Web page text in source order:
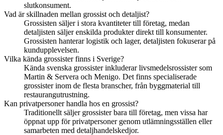
slutkonsument.
Vad är skillnaden mellan grossist och detaljist?
Grossisten säljer i stora kvantiteter till företag, medan
detaljisten säljer enskilda produkter direkt till konsumenter.
Grossisten hanterar logistik och lager, detaljisten fokuserar på
kundupplevelsen.
Vilka kända grossister finns i Sverige?
Kända svenska grossister inkluderar livsmedelsrossister som
Martin & Servera och Menigo. Det finns specialiserade
grossister inom de flesta branscher, från byggmaterial till
restaurangutrustning.
Kan privatpersoner handla hos en grossist?
Traditionellt säljer grossister bara till företag, men vissa har
öppnat upp för privatpersoner genom utlämningsställen eller
samarbeten med detaljhandelskedjor.